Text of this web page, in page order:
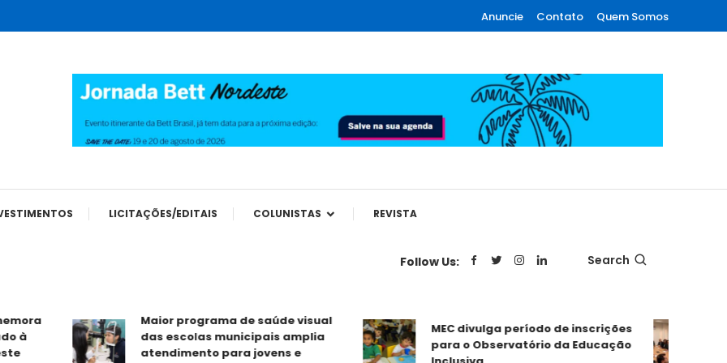
Anuncie Contato Quem Somos
LICITAÇÕES/EDITAIS COLUNISTAS REVISTA
Follow Us: Search
Maior programa de saúde visual
das escolas municipais amplia
atendimento para jovens e
MEC divulga período de inscrições
para o Observatório da Educação